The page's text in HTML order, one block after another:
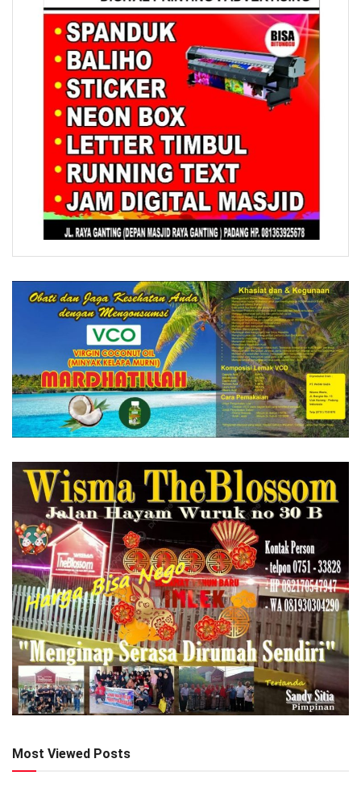
Most Viewed Posts